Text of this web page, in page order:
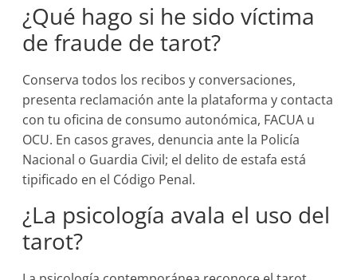
¿Qué hago si he sido víctima
de fraude de tarot?
Conserva todos los recibos y conversaciones,
presenta reclamación ante la plataforma y contacta
con tu oficina de consumo autonómica, FACUA u
OCU. En casos graves, denuncia ante la Policía
Nacional o Guardia Civil; el delito de estafa está
tipificado en el Código Penal.
¿La psicología avala el uso del
tarot?